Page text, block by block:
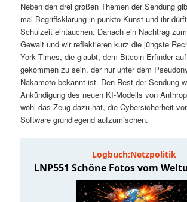
a
l
t
s
p
n
h
a
l
t
Neben den drei großen Themen der Sendung
mal Begriffsklärung in punkto Kunst und ihr
Schulzeit eintauchen. Danach ein Nachtrag
Gewalt und wir reflektieren kurz die jüngste
York Times, die glaubt, dem Bitcoin-Erfinder
gekommen zu sein, der nur unter dem
Nakamoto bekannt ist. Den Rest der Sendung
Ankündigung des neuen KI-Modells von
wohl das Zeug dazu hat, die Cybersicherheit
Software grundlegend aufzumischen.